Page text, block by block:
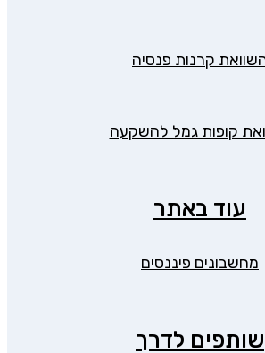
קרנות פנסיה
קופות גמל להשקעה
עוד באתר
מחשבונים פיננסים
שותפים לדרך